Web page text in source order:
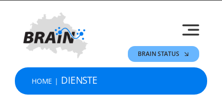
content
BRAIN STATUS
HOME DIENSTE